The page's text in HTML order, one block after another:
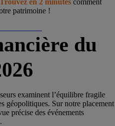
Trouvez en 2 minutes comment
patrimoine !
du
examinent l’équilibre fragile
géopolitiques. Sur notre placement
précise des événements